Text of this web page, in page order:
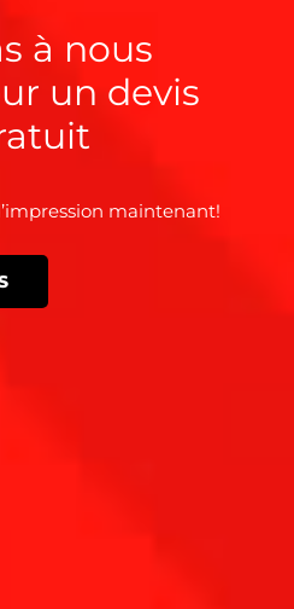
à nous
un devis
maintenant!